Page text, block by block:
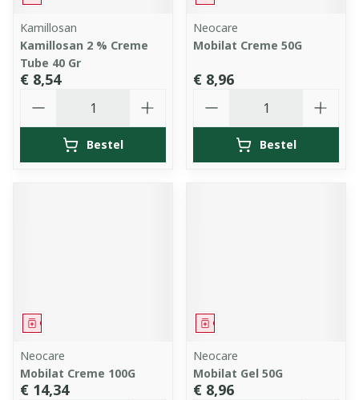
Kamillosan
Kamillosan 2 % Creme
Tube 40 Gr
€ 8,54
Bestel
Neocare
Mobilat Creme 50G
€ 8,96
Bestel
Geneesmiddel
Neocare
Mobilat Creme 100G
€ 14,34
Geneesmiddel
Neocare
Mobilat Gel 50G
€ 8,96